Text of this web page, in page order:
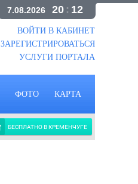
7.08.2026 20 : 12
ВОЙТИ В КАБИНЕТ
ЗАРЕГИСТРИРОВАТЬСЯ
УСЛУГИ ПОРТАЛА
ФОТО КАРТА
БЕСПЛАТНО В КРЕМЕНЧУГЕ